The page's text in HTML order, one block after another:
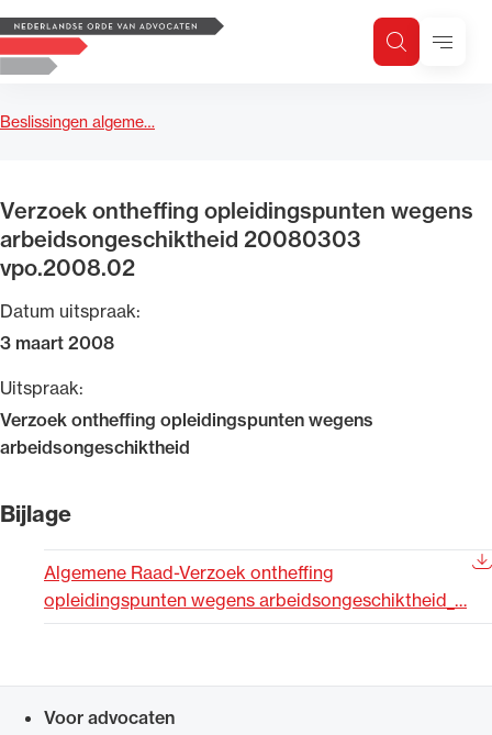
Logo, to the homepage
ZoekenMenu
Beslissingen algeme…
Verzoek ontheffing opleidingspunten wegens
arbeidsongeschiktheid 20080303
vpo.2008.02
Datum uitspraak:
3 maart 2008
Uitspraak:
Verzoek ontheffing opleidingspunten wegens
arbeidsongeschiktheid
Bijlage
Algemene Raad-Verzoek ontheffing
opleidingspunten wegens arbeidsongeschiktheid_…
Voor advocaten
Zoeken
Zoek op trefwoord
Uitgelicht